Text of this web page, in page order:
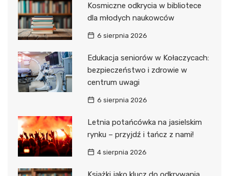
Kosmiczne odkrycia w bibliotece
dla młodych naukowców
6 sierpnia 2026
Edukacja seniorów w Kołaczycach:
bezpieczeństwo i zdrowie w
centrum uwagi
6 sierpnia 2026
Letnia potańcówka na jasielskim
rynku – przyjdź i tańcz z nami!
4 sierpnia 2026